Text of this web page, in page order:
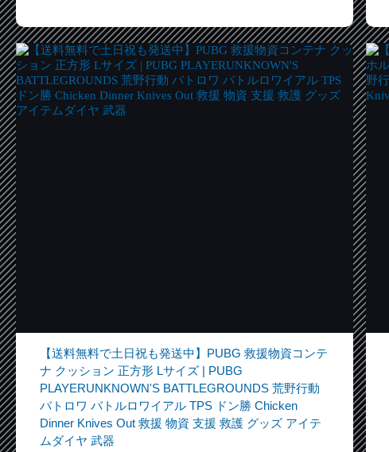
【送料無料で土日祝も発送中】PUBG 救援物資コンテ
ナ クッション 正方形 Lサイズ | PUBG
PLAYERUNKNOWN'S BATTLEGROUNDS 荒野行動
バトロワ バトルロワイアル TPS ドン勝 Chicken
Dinner Knives Out 救援 物資 支援 救護 グッズ アイテ
ムダイヤ 武器